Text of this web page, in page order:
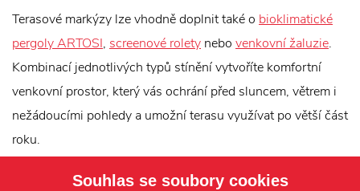
Terasové markýzy lze vhodně doplnit také o bioklimatické
pergoly ARTOSI, screenové rolety nebo venkovní žaluzie.
Kombinací jednotlivých typů stínění vytvoříte komfortní
venkovní prostor, který vás ochrání před sluncem, větrem i
nežádoucími pohledy a umožní terasu využívat po větší část
roku.
Souhlas se soubory cookies